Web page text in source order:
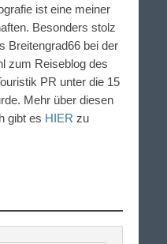
ist eine meiner
Besonders stolz
Breitengrad66 bei der
zum Reiseblog des
PR unter die 15
Mehr über diesen
gibt es HIER zu